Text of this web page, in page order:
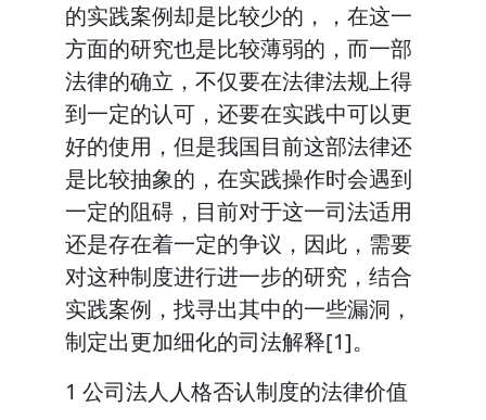
的实践案例却是比较少的，，在这一
方面的研究也是比较薄弱的，而一部
法律的确立，不仅要在法律法规上得
到一定的认可，还要在实践中可以更
好的使用，但是我国目前这部法律还
是比较抽象的，在实践操作时会遇到
一定的阻碍，目前对于这一司法适用
还是存在着一定的争议，因此，需要
对这种制度进行进一步的研究，结合
实践案例，找寻出其中的一些漏洞，
制定出更加细化的司法解释[1]。
1 公司法人人格否认制度的法律价值